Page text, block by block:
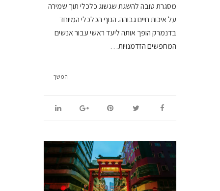
מסגרת טובה להשגת שגשוג כלכלי תוך שמירה
על איכות חיים גבוהה. הנוף הכלכלי המיוחד
בדנמרק הופך אותה ליעד ראשי עבור אנשים
המחפשים הזדמנויות…
המשך